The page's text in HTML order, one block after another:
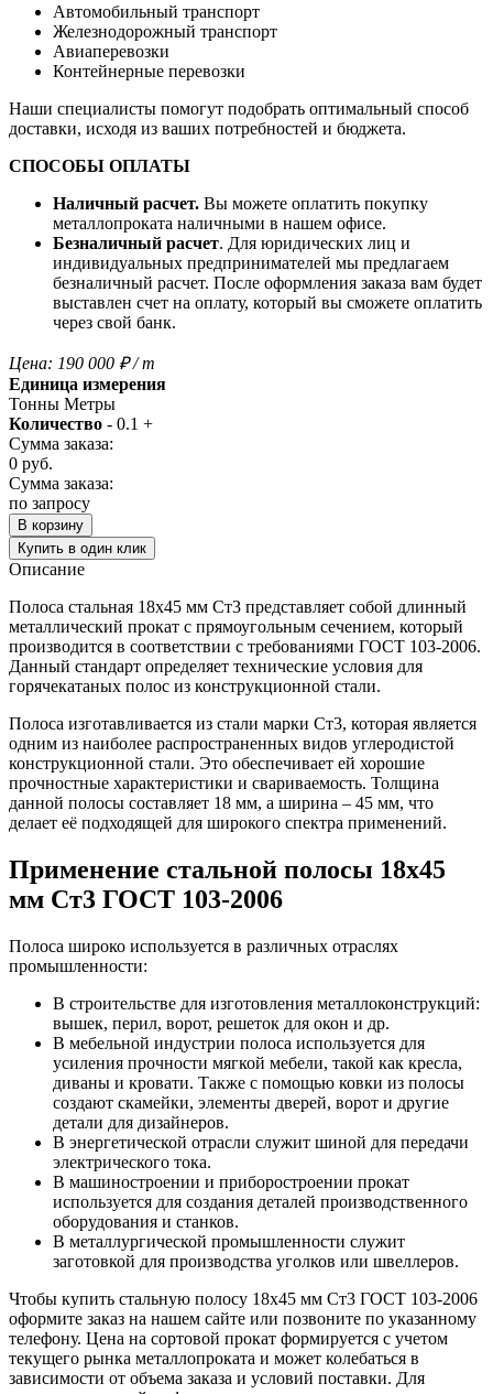
Автомобильный транспорт
Железнодорожный транспорт
Авиаперевозки
Контейнерные перевозки
Наши специалисты помогут подобрать оптимальный способ
доставки, исходя из ваших потребностей и бюджета.
СПОСОБЫ ОПЛАТЫ
Наличный расчет. Вы можете оплатить покупку
металлопроката наличными в нашем офисе.
Безналичный расчет. Для юридических лиц и
индивидуальных предпринимателей мы предлагаем
безналичный расчет. После оформления заказа вам будет
выставлен счет на оплату, который вы сможете оплатить
через свой банк.
Цена: 190 000 ₽/ т
Единица измерения
Тонны Метры
Количество - 0.1 +
Сумма заказа:
0 руб.
Сумма заказа:
по запросу
В корзину
Купить в один клик
Описание
Полоса стальная 18х45 мм Ст3 представляет собой длинный
металлический прокат с прямоугольным сечением, который
производится в соответствии с требованиями ГОСТ 103-2006.
Данный стандарт определяет технические условия для
горячекатаных полос из конструкционной стали.
Полоса изготавливается из стали марки Ст3, которая является
одним из наиболее распространенных видов углеродистой
конструкционной стали. Это обеспечивает ей хорошие
прочностные характеристики и свариваемость. Толщина
данной полосы составляет 18 мм, а ширина – 45 мм, что
делает её подходящей для широкого спектра применений.
Применение стальной полосы 18х45
мм Ст3 ГОСТ 103-2006
Полоса широко используется в различных отраслях
промышленности:
В строительстве для изготовления металлоконструкций:
вышек, перил, ворот, решеток для окон и др.
В мебельной индустрии полоса используется для
усиления прочности мягкой мебели, такой как кресла,
диваны и кровати. Также с помощью ковки из полосы
создают скамейки, элементы дверей, ворот и другие
детали для дизайнеров.
В энергетической отрасли служит шиной для передачи
электрического тока.
В машиностроении и приборостроении прокат
используется для создания деталей производственного
оборудования и станков.
В металлургической промышленности служит
заготовкой для производства уголков или швеллеров.
Чтобы купить стальную полосу 18х45 мм Ст3 ГОСТ 103-2006
оформите заказ на нашем сайте или позвоните по указанному
телефону. Цена на сортовой прокат формируется с учетом
текущего рынка металлопроката и может колебаться в
зависимости от объема заказа и условий поставки. Для